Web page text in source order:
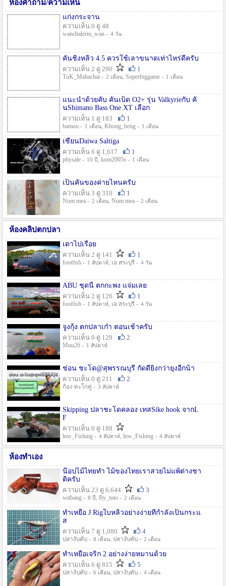
ห้องคำถาม/ความเห็น
แก่งกระจาน
ความเห็น 0 ดู 48
wanchalerm_wan - 4 วัน
คันชิงหลิว 4.5 ควรใช้เลาขนาดเท่าไหร่ดีครับ
ความเห็น 2 ดู 290
1
TuK_Mahachai - 2 เดือน, Superbiggame - 1 เดือน
แนะนำด้วยคับ คันเบ็ด O2+ รุ่น Valkyrieกับ คั
นShimano Bass One XT เลือก
ความเห็น 1 ดู 183
1
bamoo - 1 เดือน, Khong_beng - 1 เดือน
เซียนDaiwa Saltiga
ความเห็น 6 ดู 1,617
1
physale - 10 ปี , kom2005s - 1 เดือน
เป็นคันของค่ายไหนครับ
ความเห็น 3 ดู 310
1
Num mea - 2 เดือน, Num mea - 2 เดือน
ห้องคลิปตกปลา
เดาไปเรื่อย
ความเห็น 2 ดู 141
1
footfish - 1 สัปดาห์, เอ สระบุรี - 4 วัน
ABU ชุดนี้ ตกกะพง แจ่มเลย
ความเห็น 2 ดู 126
1
footfish - 1 สัปดาห์, เอ สระบุรี - 4 วัน
จูงกุ้ง ตกปลาเก๋า ตอนเช้าครับ
ความเห็น 0 ดู 129
2
Muu26 - 1 สัปดาห์
ช่อน ชะโด@สุพรรณบุรี กัดดียิ่งกว่ายุงอีกน้า
ความเห็น 0 ดู 211
2
ก้อง ตะโกคู่ - 3 สัปดาห์
Skipping ปลาชะโดคลอง เทสSike hook จากL
F
ความเห็น 0 ดู 188
lnw_Fishing - 4 สัปดาห์, lnw_Fishing - 4 สัปดาห์
ห้องทำเอง
น๊อปไม้ไทยทำ ไม้ของไทยเราสวยไม่แพ้ต่างชา
ติครับ
ความเห็น 23 ดู 6,644
3
witbang - 8 ปี , By_toto - 2 เดือน
ทำเหยื่อ J Rigใบหลิวอย่างง่ายที่กำลังเป็นกระแ
ส
ความเห็น 7 ดู 1,080
4
ปลางับคับ - 8 เดือน, ปลางับคับ - 2 เดือน
ทำเหยื่อเจริก 2 อย่างง่ายหมานด้วย
ความเห็น 6 ดู 815
5
ปลางับคับ - 6 เดือน, ปลางับคับ - 4 เดือน